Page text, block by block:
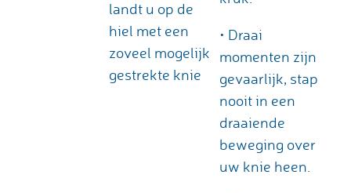
landt u op de
hiel met een
zoveel mogelijk
gestrekte knie
• Draai
momenten zijn
gevaarlijk, stap
nooit in een
draaiende
beweging over
uw knie heen.